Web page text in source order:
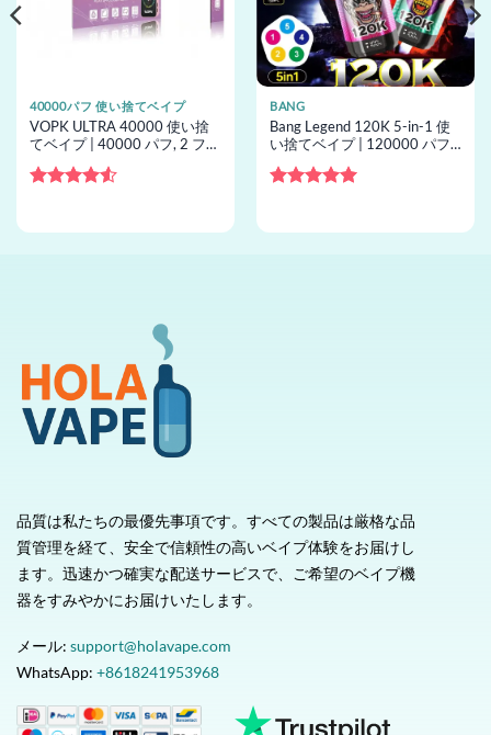
40000パフ 使い捨てベイプ
VOPK ULTRA 40000 使い捨
てベイプ | 40000 パフ, 2 フレ
捨てベイプ卸売
BANG
Bang Legend 120K 5-in-1 使
い捨てベイプ | 120000 パフ,
卸売
品質は私たちの最優先事項です。すべての製品は厳格な品
質管理を経て、安全で信頼性の高いベイプ体験をお届けし
ます。迅速かつ確実な配送サービスで、ご希望のベイプ機
器をすみやかにお届けいたします。
メール: support@holavape.com
WhatsApp: +8618241953968